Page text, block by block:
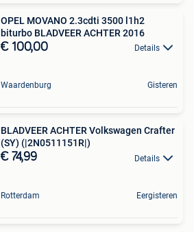
OPEL MOVANO 2.3cdti 3500 l1h2
biturbo BLADVEER ACHTER 2016
€ 100,00 Details
Waardenburg Gisteren
BLADVEER ACHTER Volkswagen Crafter
(SY) (|2N0511151R|)
€ 74,99 Details
Rotterdam Eergisteren